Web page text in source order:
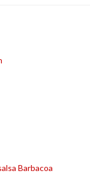
Barbacoa